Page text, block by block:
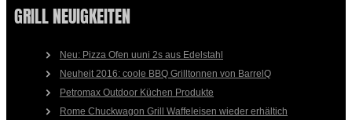
GRILL NEUIGKEITEN
Neu: Pizza Ofen uuni 2s aus Edelstahl
Neuheit 2016: coole BBQ Grilltonnen von BarrelQ
Petromax Outdoor Küchen Produkte
Rome Chuckwagon Grill Waffeleisen wieder erhältich